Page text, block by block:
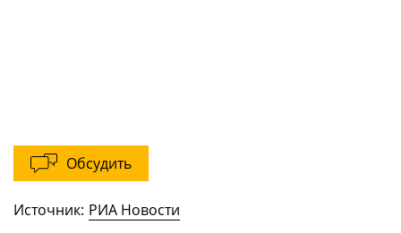
Обсудить
Источник: РИА Новости